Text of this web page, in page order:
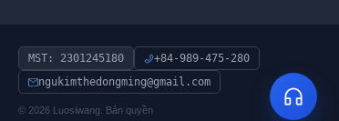
MST: 2301245180
+84-989-475-280
ngukimthedongming@gmail.com
© 2026 Luosiwang. Bản quyền